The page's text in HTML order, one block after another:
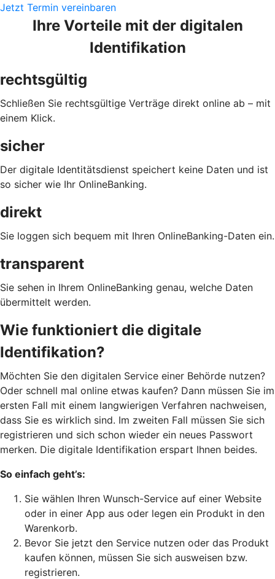
Jetzt Termin vereinbaren
Ihre Vorteile mit der digitalen
Identifikation
rechtsgültig
Schließen Sie rechtsgültige Verträge direkt online ab – mit
einem Klick.
sicher
Der digitale Identitätsdienst speichert keine Daten und ist
so sicher wie Ihr OnlineBanking.
direkt
Sie loggen sich bequem mit Ihren OnlineBanking-Daten ein.
transparent
Sie sehen in Ihrem OnlineBanking genau, welche Daten
übermittelt werden.
Wie funktioniert die digitale
Identifikation?
Möchten Sie den digitalen Service einer Behörde nutzen?
Oder schnell mal online etwas kaufen? Dann müssen Sie im
ersten Fall mit einem langwierigen Verfahren nachweisen,
dass Sie es wirklich sind. Im zweiten Fall müssen Sie sich
registrieren und sich schon wieder ein neues Passwort
merken. Die digitale Identifikation erspart Ihnen beides.
So einfach geht’s:
Sie wählen Ihren Wunsch-Service auf einer Website
oder in einer App aus oder legen ein Produkt in den
Warenkorb.
Bevor Sie jetzt den Service nutzen oder das Produkt
kaufen können, müssen Sie sich ausweisen bzw.
registrieren.